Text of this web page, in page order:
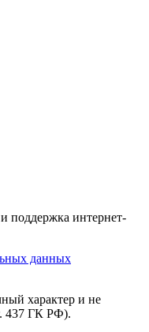
поддержка интернет-
данных
характер и не
437 ГК РФ).